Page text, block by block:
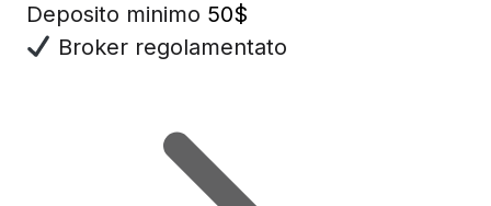
Deposito minimo 50$
Broker regolamentato